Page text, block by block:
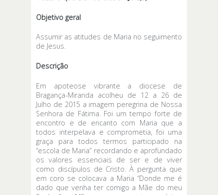
Objetivo geral
Assumir as atitudes de Maria no seguimento
de Jesus.
Descrição
Em apoteose vibrante a diocese de
Bragança-Miranda acolheu de 12 a 26 de
Julho de 2015 a imagem peregrina de Nossa
Senhora de Fátima. Foi um tempo forte de
encontro e de encanto com Maria que a
todos interpelava e comprometia, foi uma
graça para todos termos participado na
“escola de Maria” recordando e aprofundado
os valores essenciais de ser e de viver
como discípulos de Cristo. À pergunta que
em coro se colocava a Maria “Donde me é
dado que venha ter comigo a Mãe do meu